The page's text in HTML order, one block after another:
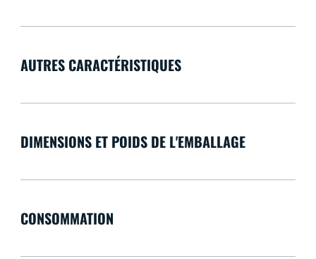
AUTRES CARACTÉRISTIQUES
DIMENSIONS ET POIDS DE L'EMBALLAGE
CONSOMMATION